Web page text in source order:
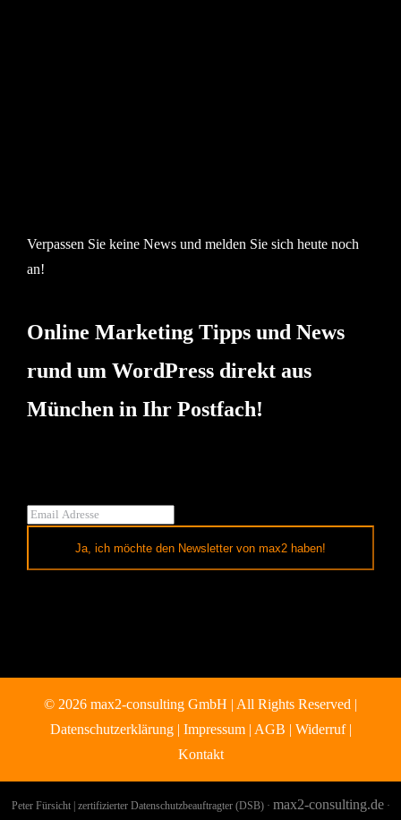
Verpassen Sie keine News und melden Sie sich heute noch
an!
Online Marketing Tipps und News
rund um WordPress direkt aus
München in Ihr Postfach!
Ja, ich möchte den Newsletter von max2 haben!
© 2026 max2-consulting GmbH | All Rights Reserved |
Datenschutzerklärung| Impressum| AGB | Widerruf|
Kontakt
Peter Fürsicht | zertifizierter Datenschutzbeauftragter (DSB) · max2-consulting.de·